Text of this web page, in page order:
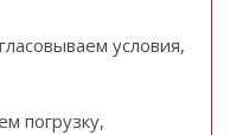
условия,
погрузку,